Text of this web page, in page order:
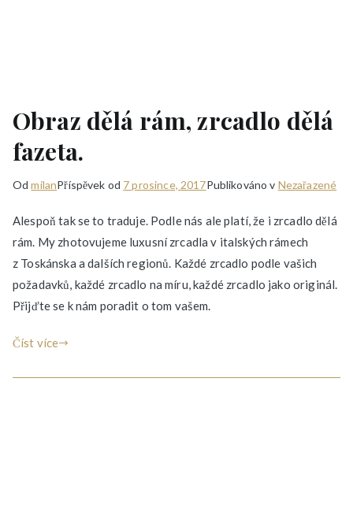
Obraz dělá rám, zrcadlo dělá
fazeta.
OdmilanPříspěvek od 7 prosince, 2017Publikováno v Nezařazené
Alespoň tak se to traduje. Podle nás ale platí, že i zrcadlo dělá
rám. My zhotovujeme luxusní zrcadla v italských rámech
z Toskánska a dalších regionů. Každé zrcadlo podle vašich
požadavků, každé zrcadlo na míru, každé zrcadlo jako originál.
Přijďte se k nám poradit o tom vašem.
Číst více